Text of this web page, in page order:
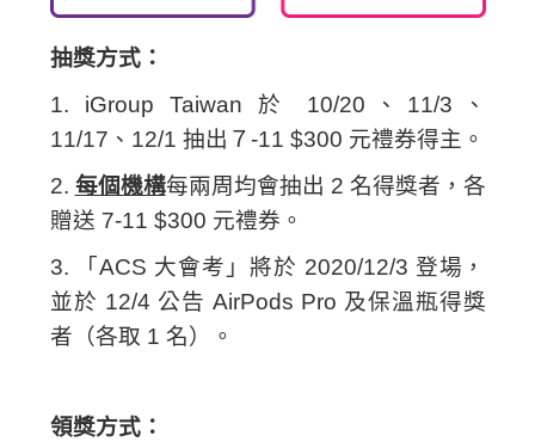
抽獎方式：
1. iGroup Taiwan 於 10/20、11/3、
11/17、12/1 抽出７-11 $300 元禮券得主。
2. 每個機構每兩周均會抽出 2 名得獎者，各
贈送 7-11 $300 元禮券。
3. 「ACS 大會考」將於 2020/12/3 登場，
並於 12/4 公告 AirPods Pro 及保溫瓶得獎
者（各取 1 名）。
領獎方式：